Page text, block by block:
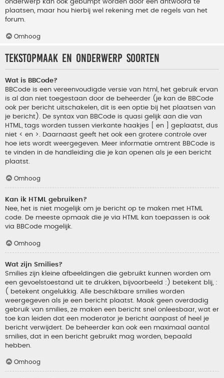
onderwerp kan ook gebumpt worden door een antwoord te
plaatsen, maar hou hierbij wel rekening met de regels van het
forum.
Omhoog
Tekstopmaak en onderwerp soorten
Wat is BBCode?
BBCode is een vereenvoudigde versie van html, het gebruik ervan
is al dan niet toegestaan door de beheerder (je kan de BBCode
ook per bericht uitschakelen, dit is een optie bij het plaatsen van
je bericht). De syntax van BBCode is quasi gelijk aan die van
HTML, tags worden tussen vierkante haakjes [ en ] geplaatst, dus
niet < en >. Daarnaast geeft het ook een grotere controle over
hoe iets wordt weergegeven. Meer informatie omtrent BBCode is
te vinden in de handleiding die je kan openen als je een bericht
plaatst.
Omhoog
Kan ik HTML gebruiken?
Nee, het is niet mogelijk om je bericht op te maken met HTML
code. De meeste opmaak die je via HTML kan toepassen is ook
via BBCode mogelijk.
Omhoog
Wat zijn Smilies?
Smilies zijn kleine afbeeldingen die gebruikt kunnen worden om
een gevoelstoestand uit te drukken, bijvoorbeeld :) betekent blij, :
( betekent ongelukkig. Alle beschikbare smilies worden
weergegeven als je een bericht plaatst. Maak geen overdadig
gebruik van smilies, ze maken een bericht snel onleesbaar, wat er
toe kan leiden dat een moderator je bericht aanpast of heel je
bericht verwijdert. De beheerder kan ook een maximaal aantal
smilies, dat in een bericht gebruikt mag worden, bepaald
hebben.
Omhoog